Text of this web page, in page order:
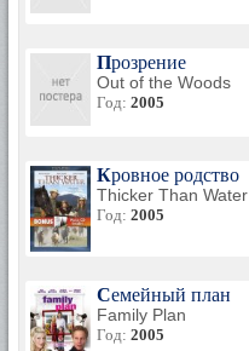
Прозрение
Out of the Woods
Год: 2005
Кровное родство
Thicker Than Water
Год: 2005
Семейный план
Family Plan
Год: 2005